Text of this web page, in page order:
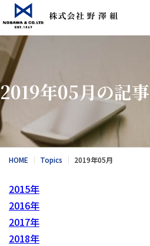
2019年05月の記事
HOME Topics 2019年05月
2015年
2016年
2017年
2018年